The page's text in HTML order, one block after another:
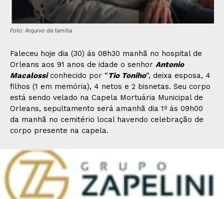
Foto: Arquivo da família
Faleceu hoje dia (30) ás 08h30 manhã no hospital de
Orleans aos 91 anos de idade o senhor Antonio
Macalossi conhecido por “Tio Toniho“, deixa esposa, 4
filhos (1 em memória), 4 netos e 2 bisnetas. Seu corpo
está sendo velado na Capela Mortuária Municipal de
Orleans, sepultamento será amanhã dia 1º ás 09h00
da manhã no cemitério local havendo celebração de
corpo presente na capela.